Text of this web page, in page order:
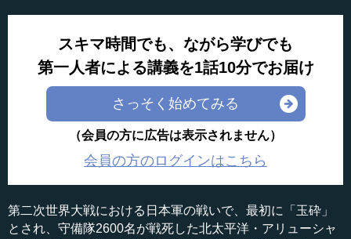
スキマ時間でも、ながら学びでも
第一人者による講義を1話10分でお届け
さっそく始めてみる
（会員の方に広告は表示されません）
会員の方のログインはこちら
第二次世界大戦における日本軍の戦いで、最初に「玉砕」
とされ、守備隊2600名が戦死した北太平洋・アリューシャ